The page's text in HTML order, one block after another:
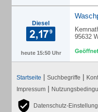
Diesel
heute 15:50 Uhr
95632
Startseite | Suchbegriffe |
Impressum |
Datenschutz-